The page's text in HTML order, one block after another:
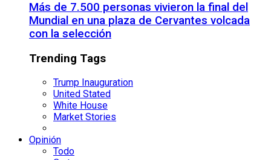
Más de 7.500 personas vivieron la final del
Mundial en una plaza de Cervantes volcada
con la selección
Trending Tags
Trump Inauguration
United Stated
White House
Market Stories
Opinión
Todo